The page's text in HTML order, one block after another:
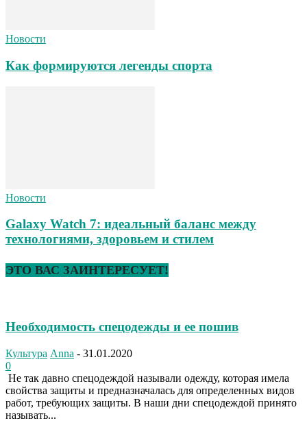
Новости
Как формируются легенды спорта
Новости
Galaxy Watch 7: идеальный баланс между
технологиями, здоровьем и стилем
ЭТО ВАС ЗАИНТЕРЕСУЕТ!
Необходимость спецодежды и ее пошив
Культура Anna - 31.01.2020
0
Не так давно спецодеждой называли одежду, которая имела
свойства защиты и предназначалась для определенных видов
работ, требующих защиты. В наши дни спецодеждой принято
называть...